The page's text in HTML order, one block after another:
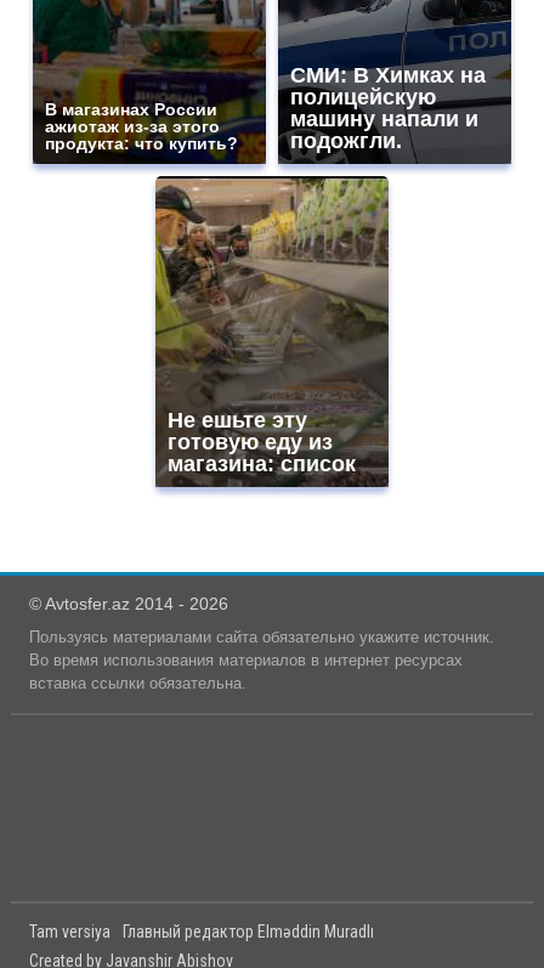
В магазинах России
ажиотаж из-за этого
продукта: что купить?
СМИ: В Химках на
полицейскую
машину напали и
подожгли.
Не ешьте эту
готовую еду из
магазина: список
© Avtosfer.az 2014 - 2026
Пользуясь материалами сайта обязательно укажите источник.
Во время использования материалов в интернет ресурсах
вставка ссылки обязательна.
Tam versiya
Главный редактор Elməddin Muradlı
Created by Javanshir Abishov